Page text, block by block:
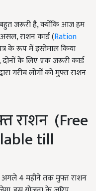
जरूरी है, क्योंकि आज हम
राशन कार्ड (Ration
के रूप में इस्तेमाल किया
दोनों के लिए एक जरूरी कार्ड
गरीब लोगों को मुफ्त राशन
राशन (Free
till
4 महीने तक मुफ्त राशन